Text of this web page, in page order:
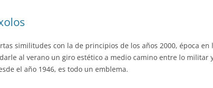
similitudes con la de principios de los años 2000, época
al verano un giro estético a medio camino entre lo militar
el año 1946, es todo un emblema.